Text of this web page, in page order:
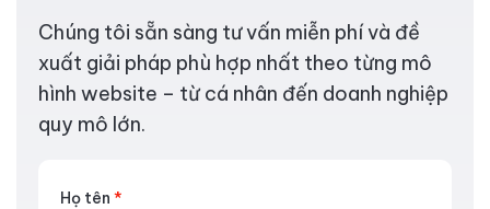
Chúng tôi sẵn sàng tư vấn miễn phí và đề
xuất giải pháp phù hợp nhất theo từng mô
hình website – từ cá nhân đến doanh nghiệp
quy mô lớn.
Họ tên *